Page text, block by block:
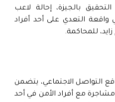
بالجيزة، إحالة لاعب
واقعة التعدي على أحد أفراد
للمحاكمة.
التواصل الاجتماعي، يتضمن
مع أفراد الأمن في أحد